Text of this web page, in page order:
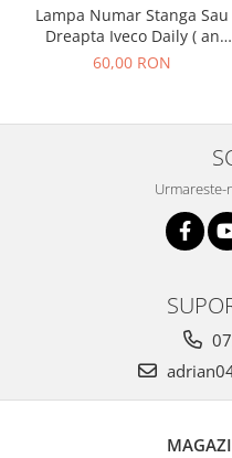
Lampa Numar Stanga Sau
Dreapta Iveco Daily ( an
01.1990 - 01.2019 )
60,00 RON
Urmareste-